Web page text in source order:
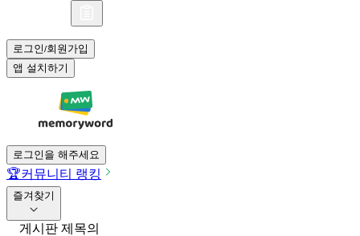
로그인/회원가입
앱 설치하기
로그인을 해주세요
🏆커뮤니티 랭킹
즐겨찾기
게시판 제목의